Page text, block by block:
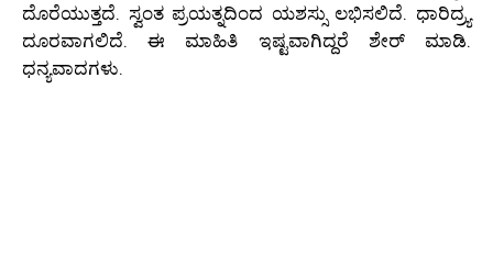
ದೊರೆಯುತ್ತದೆ. ಸ್ವಂತ ಪ್ರಯತ್ನದಿಂದ ಯಶಸ್ಸು ಲಭಿಸಲಿದೆ. ಧಾರಿದ್ರ್ಯ
ದೂರವಾಗಲಿದೆ. ಈ ಮಾಹಿತಿ ಇಷ್ಟವಾಗಿದ್ದರೆ ಶೇರ್ ಮಾಡಿ.
ಧನ್ಯವಾದಗಳು.